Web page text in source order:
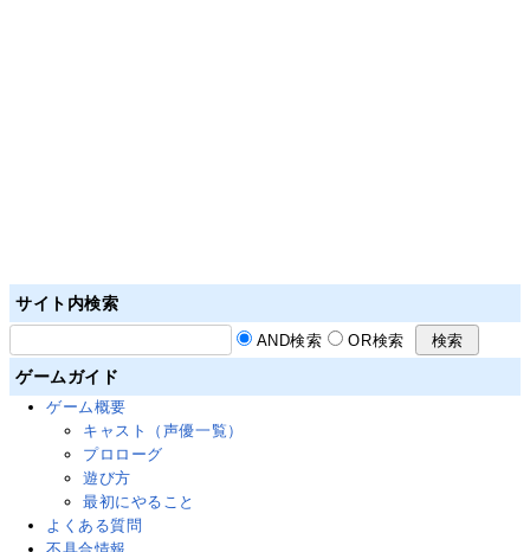
サイト内検索
AND検索 OR検索
ゲームガイド
ゲーム概要
キャスト（声優一覧）
プロローグ
遊び方
最初にやること
よくある質問